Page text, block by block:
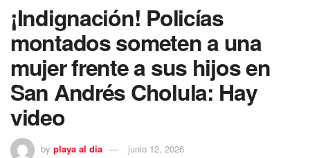
¡Indignación! Policías
montados someten a una
mujer frente a sus hijos en
San Andrés Cholula: Hay
video
by playa al dia junio 12, 2026